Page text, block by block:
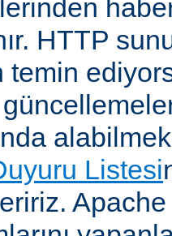
HTTP
temin
Listesi
Apache